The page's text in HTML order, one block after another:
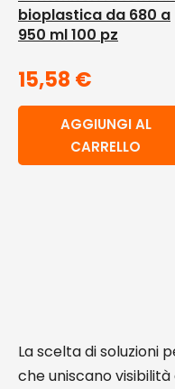
bioplastica da 680 a
950 ml 100 pz
15,58 €
AGGIUNGI AL
CARRELLO
La scelta di soluzioni
che uniscano